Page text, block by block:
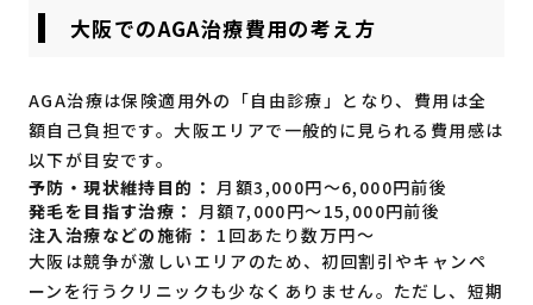
大阪でのAGA治療費用の考え方
AGA治療は保険適用外の「自由診療」となり、費用は全
額自己負担です。大阪エリアで一般的に見られる費用感は
以下が目安です。
予防・現状維持目的： 月額3,000円〜6,000円前後
発毛を目指す治療： 月額7,000円〜15,000円前後
注入治療などの施術： 1回あたり数万円〜
大阪は競争が激しいエリアのため、初回割引やキャンペ
ーンを行うクリニックも少なくありません。ただし、短期